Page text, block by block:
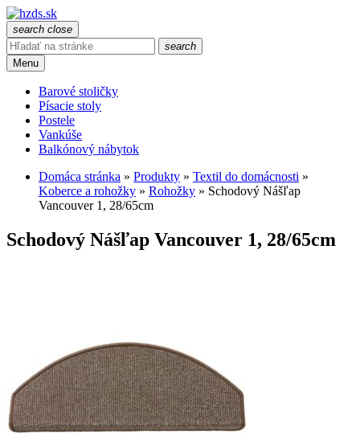
search close
search
Menu
Barové stoličky
Písacie stoly
Postele
Vankúše
Balkónový nábytok
Domáca stránka » Produkty » Textil do domácnosti »
Koberce a rohožky » Rohožky » Schodový Nášľap
Vancouver 1, 28/65cm
Schodový Nášľap Vancouver 1, 28/65cm